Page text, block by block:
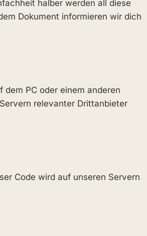
halber werden all diese
Dokument informieren wir dich
PC oder einem anderen
relevanter Drittanbieter
Code wird auf unseren Servern